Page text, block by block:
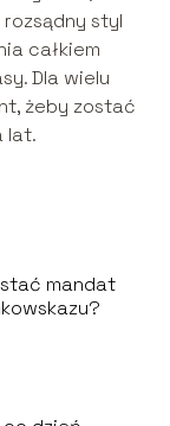
styl
całkiem
Dla wielu
żeby zostać
lat.
mandat